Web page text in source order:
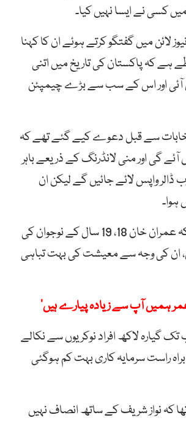
کسی نے ایسا نہیں کیا۔
لائن میں گفتگو کرتے ہوئے ان کا کہنا
ہے کہ پاکستان کی تاریخ میں اتنی
آئی اور اس کے سب سے بڑے چیمپئن
سے قبل دعوے کیے گئے تھے کہ
گی اور منی لانڈرنگ کے ذریعے باہر
واپس لائے جائیں گے لیکن ان
ہوا۔
محمد زبیر نے کہا کہ عمران خان 18، 19 سال کے نوجوان کی
ان کی وجہ سے معیشت کی بہت تباہی
ہمیں آپ سے زیادہ پیارے ہیں‘
تک گیارہ لاکھ افراد نوکریوں سے نکالے
راست سرمایہ کاری بہت کم ہوگئی
کہ نواز شریف کے ساتھ انصاف نہیں